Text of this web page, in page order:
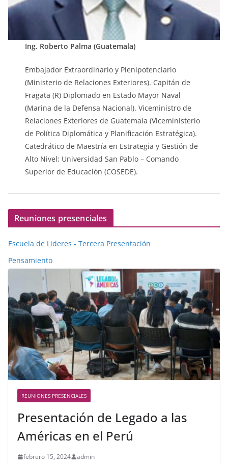
Ing. Roberto Palma (Guatemala)
Embajador Extraordinario y Plenipotenciario
(Ministerio de Relaciones Exteriores). Capitán de
Fragata (R) Diplomado en Estado Mayor Naval
(Marina de la Defensa Nacional). Viceministro de
Relaciones Exteriores de Guatemala (Viceministerio
de Política Diplomática y Planificación Estratégica).
Catedrático de Maestría en Estrategia y Gestión de
Alto Nivel; Universidad San Pablo – Comando
Superior de Educación (COSEDE).
Reuniones presenciales
Escuela de Lideres - Tercera Presentación
Pensamiento
REUNIONES PRESENCIALES
Presentación de Legado a las
Américas en el Perú
febrero 15, 2024 admin